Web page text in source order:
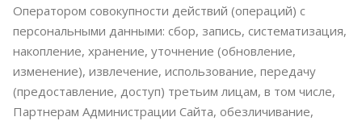
Оператором совокупности действий (операций) с
персональными данными: сбор, запись, систематизация,
накопление, хранение, уточнение (обновление,
изменение), извлечение, использование, передачу
(предоставление, доступ) третьим лицам, в том числе,
Партнерам Администрации Сайта, обезличивание,